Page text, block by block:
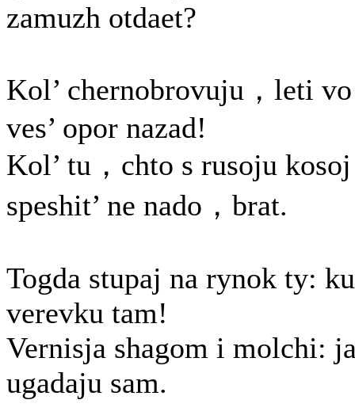
zamuzh otdaet?
Kol’ chernobrovuju，leti vo
ves’ opor nazad!
Kol’ tu，chto s rusoju
speshit’ ne nado，brat.
Togda stupaj na rynok ty:
verevku tam!
Vernisja shagom i molchi:
ugadaju sam.